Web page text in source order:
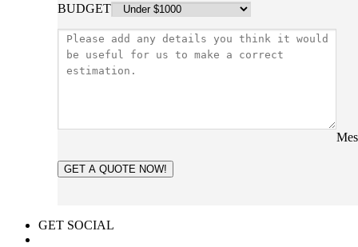
BUDGET
GET A QUOTE NOW!
GET SOCIAL